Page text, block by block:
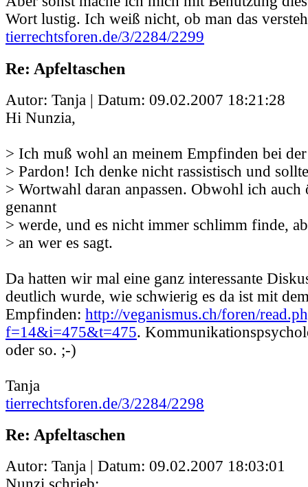
Wort lustig. Ich weiß nicht, ob man das
tierrechtsforen.de/3/2284/2299
Re: Apfeltaschen
Autor: Tanja | Datum: 09.02.2007 18:21:28
Hi Nunzia,
> Ich muß wohl an meinem Empfinden bei
> Pardon! Ich denke nicht rassistisch und
> Wortwahl daran anpassen. Obwohl ich auch
genannt
> werde, und es nicht immer schlimm finde,
> an wer es sagt.
Da hatten wir mal eine ganz interessante
deutlich wurde, wie schwierig es da ist mit
Empfinden: http://veganismus.ch/foren/
f=14&i=475&t=475.
oder so. ;-)
Tanja
tierrechtsforen.de/3/2284/2298
Re: Apfeltaschen
Autor: Tanja | Datum: 09.02.2007 18:03:01